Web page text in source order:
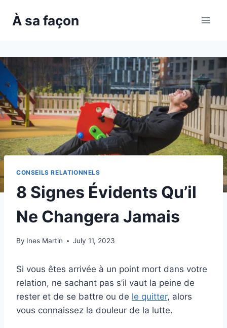
À sa façon
CONSEILS RELATIONNELS
8 Signes Évidents Qu’il
Ne Changera Jamais
By Ines Martin July 11, 2023
Si vous êtes arrivée à un point mort dans votre
relation, ne sachant pas s’il vaut la peine de
rester et de se battre ou de le quitter, alors
vous connaissez la douleur de la lutte.